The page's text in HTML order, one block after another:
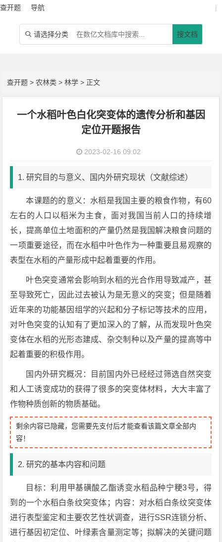
查开题 导航 |
 请选择分类 搜文档
查开题 >农林类 >林学 > 正文
一个水稻叶色白化突变体的遗传分析和基因
定位开题报告
2023-02-16 09:02
1. 研究目的与意义、国内外研究现状（文献综述）
本课题的的意义：水稻是我国主要的粮食作物，有60
左右的人口以稻米为主食，面对我国当前人口的持续增
长，提高单位土地面积的产量仍然是我国解决粮食问题的
一项重要途径，而在水稻中叶色作为一种重要且易观察的
表型在水稻的产量形成中起着重要的作用。
叶色突变通常会影响到水稻的光合作用导致减产，甚
至导致死亡，因此过去被认为是无意义的突变；但是随着
近年来的功能基因组学的兴起和分子标记等技术的应用，
对叶色突变的认知有了更加深入的了解，从而发现叶色突
变体在水稻的光形态建成、杂交制种以及产量的提高等中
起着重要的积极作用。
国内外研究概况：目前国内外已经经过筛选自然突变
和人工诱变成功的获得了很多的突变体材料，大大丰富了
作物种质创新的物质基础。
剩余内容已隐藏，您需要先支付后才能查看该篇文章全部内
容！
2. 研究的基本内容和问题
目标：利用甲基磺酸乙酯诱变水稻品种宁粳3号，得
到的一个水稻白条纹突变体；内容：对水稻白条纹突变体
进行表型鉴定和主要农艺性状调查，进行SSR连锁分析、
进行基因初定位、叶绿素含量测定等；拟解决的关键问题